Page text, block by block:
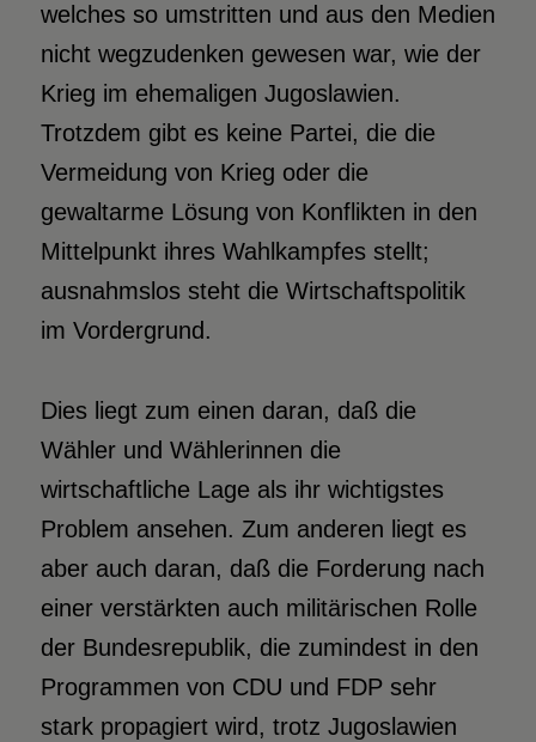
welches so umstritten und aus den Medien
nicht wegzudenken gewesen war, wie der
Krieg im ehemaligen Jugoslawien.
Trotzdem gibt es keine Partei, die die
Vermeidung von Krieg oder die
gewaltarme Lösung von Konflikten in den
Mittelpunkt ihres Wahlkampfes stellt;
ausnahmslos steht die Wirtschaftspolitik
im Vordergrund.
Dies liegt zum einen daran, daß die
Wähler und Wählerinnen die
wirtschaftliche Lage als ihr wichtigstes
Problem ansehen. Zum anderen liegt es
aber auch daran, daß die Forderung nach
einer verstärkten auch militärischen Rolle
der Bundesrepublik, die zumindest in den
Programmen von CDU und FDP sehr
stark propagiert wird, trotz Jugoslawien